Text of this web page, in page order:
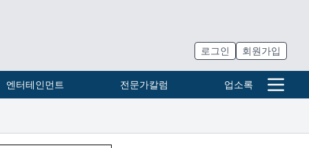
로그인 회원가입
엔터테인먼트 전문가칼럼 업소록